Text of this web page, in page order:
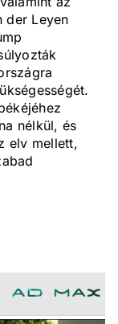
der Leyen
nélkül, és
elv mellett,